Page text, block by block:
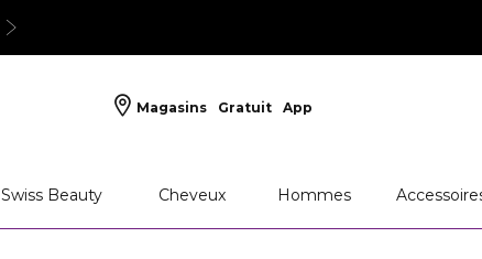
Magasins Gratuit App
Swiss Beauty Cheveux Hommes